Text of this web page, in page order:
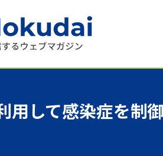
用して感染症を制